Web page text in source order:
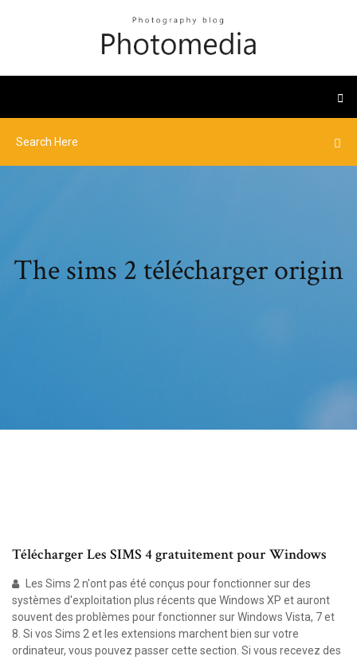
The sims 2 télécharger origin
Télécharger Les SIMS 4 gratuitement pour Windows
Les Sims 2 n'ont pas été conçus pour fonctionner sur des
systèmes d'exploitation plus récents que Windows XP et auront
souvent des problèmes pour fonctionner sur Windows Vista, 7 et
8. Si vos Sims 2 et les extensions marchent bien sur votre
ordinateur, vous pouvez passer cette section. Si vous recevez des